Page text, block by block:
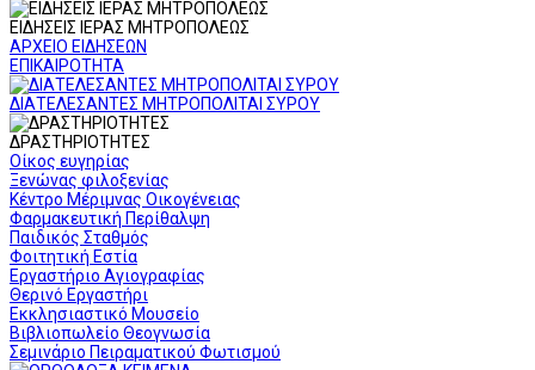
ΕΙΔΗΣΕΙΣ ΙΕΡΑΣ ΜΗΤΡΟΠΟΛΕΩΣ
ΑΡΧΕΙΟ ΕΙΔΗΣΕΩΝ
ΕΠΙΚΑΙΡΟΤΗΤΑ
ΔΙΑΤΕΛΕΣΑΝΤΕΣ ΜΗΤΡΟΠΟΛΙΤΑΙ ΣΥΡΟΥ
ΔΡΑΣΤΗΡΙΟΤΗΤΕΣ
Οίκος ευγηρίας
Ξενώνας φιλοξενίας
Κέντρο Μέριμνας Οικογένειας
Φαρμακευτική Περίθαλψη
Παιδικός Σταθμός
Φοιτητική Εστία
Εργαστήριο Αγιογραφίας
Θερινό Εργαστήρι
Εκκλησιαστικό Μουσείο
Βιβλιοπωλείο Θεογνωσία
Σεμινάριο Πειραματικού Φωτισμού